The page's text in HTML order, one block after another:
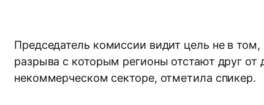
Председатель комиссии видит цель не в
разрыва с которым регионы отстают друг
некоммерческом секторе, отметила спикер.